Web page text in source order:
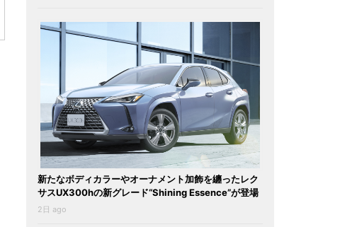
新たなボディカラーやオーナメント加飾を纏ったレク
サスUX300hの新グレード“Shining Essence”が登場
2日 ago